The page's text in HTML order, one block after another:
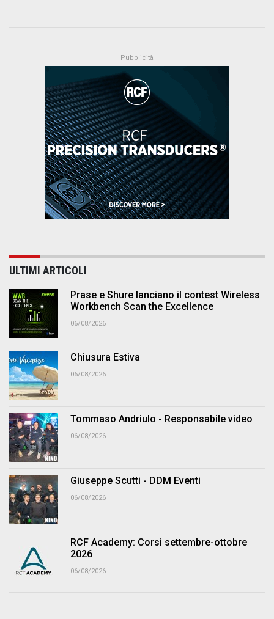
ULTIMI ARTICOLI
Prase e Shure lanciano il contest Wireless
Workbench Scan the Excellence
06/08/2026
Chiusura Estiva
06/08/2026
Tommaso Andriulo - Responsabile video
06/08/2026
Giuseppe Scutti - DDM Eventi
06/08/2026
RCF Academy: Corsi settembre-ottobre
2026
06/08/2026